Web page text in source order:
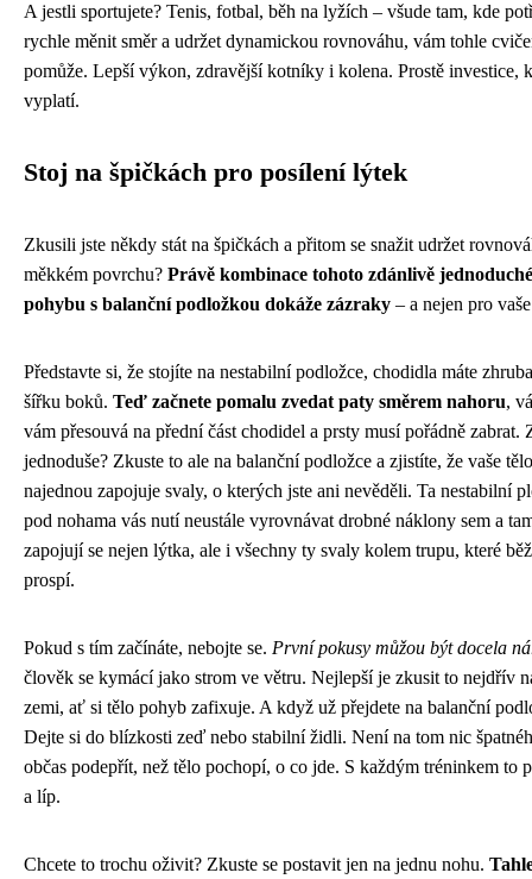
A jestli sportujete? Tenis, fotbal, běh na lyžích – všude tam, kde
rychle měnit směr a udržet dynamickou rovnováhu, vám tohle
pomůže. Lepší výkon, zdravější kotníky i kolena. Prostě investice,
vyplatí.
Stoj na špičkách pro posílení lýtek
Zkusili jste někdy stát na špičkách a přitom se snažit udržet
měkkém povrchu? Právě kombinace tohoto zdánlivě
pohybu s balanční podložkou dokáže zázraky – a nejen pro
Představte si, že stojíte na nestabilní podložce, chodidla máte
šířku boků. Teď začnete pomalu zvedat paty směrem nahoru,
vám přesouvá na přední část chodidel a prsty musí pořádně zabrat.
jednoduše? Zkuste to ale na balanční podložce a zjistíte, že vaše tělo
najednou zapojuje svaly, o kterých jste ani nevěděli. Ta nestabilní
pod nohama vás nutí neustále vyrovnávat drobné náklony sem a
zapojují se nejen lýtka, ale i všechny ty svaly kolem trupu, které
prospí.
Pokud s tím začínáte, nebojte se. První pokusy můžou být docela
člověk se kymácí jako strom ve větru. Nejlepší je zkusit to nejdřív
zemi, ať si tělo pohyb zafixuje. A když už přejdete na balanční
Dejte si do blízkosti zeď nebo stabilní židli. Není na tom nic
občas podepřít, než tělo pochopí, o co jde. S každým tréninkem to
a líp.
Chcete to trochu oživit? Zkuste se postavit jen na jednu nohu.